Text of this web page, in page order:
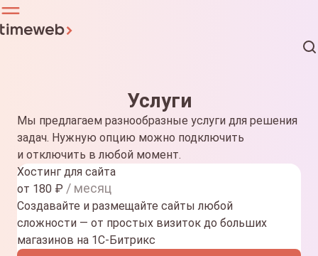
Услуги
Мы предлагаем разнообразные услуги для решения
задач. Нужную опцию можно подключить
и отключить в любой момент.
Хостинг для сайта
от 180 ₽ / месяц
Создавайте и размещайте сайты любой
сложности — от простых визиток до больших
магазинов на 1С-Битрикс